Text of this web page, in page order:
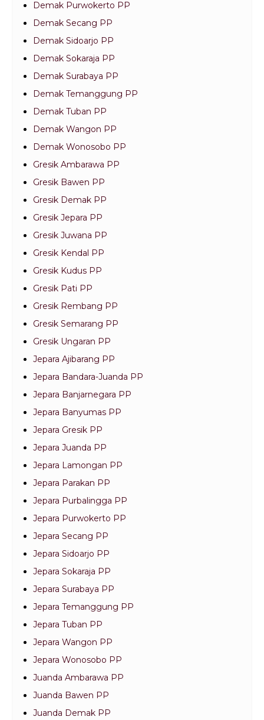
Demak Purwokerto PP
Demak Secang PP
Demak Sidoarjo PP
Demak Sokaraja PP
Demak Surabaya PP
Demak Temanggung PP
Demak Tuban PP
Demak Wangon PP
Demak Wonosobo PP
Gresik Ambarawa PP
Gresik Bawen PP
Gresik Demak PP
Gresik Jepara PP
Gresik Juwana PP
Gresik Kendal PP
Gresik Kudus PP
Gresik Pati PP
Gresik Rembang PP
Gresik Semarang PP
Gresik Ungaran PP
Jepara Ajibarang PP
Jepara Bandara-Juanda PP
Jepara Banjarnegara PP
Jepara Banyumas PP
Jepara Gresik PP
Jepara Juanda PP
Jepara Lamongan PP
Jepara Parakan PP
Jepara Purbalingga PP
Jepara Purwokerto PP
Jepara Secang PP
Jepara Sidoarjo PP
Jepara Sokaraja PP
Jepara Surabaya PP
Jepara Temanggung PP
Jepara Tuban PP
Jepara Wangon PP
Jepara Wonosobo PP
Juanda Ambarawa PP
Juanda Bawen PP
Juanda Demak PP